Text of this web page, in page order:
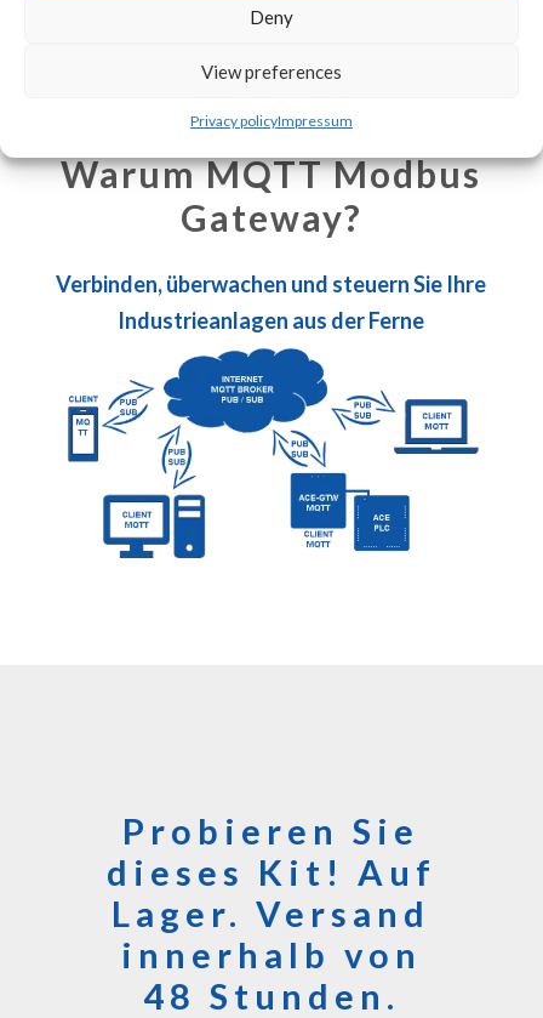
Deny
View preferences
Privacy policyImpressum
Warum MQTT Modbus
Gateway?
Verbinden, überwachen und steuern Sie Ihre
Industrieanlagen aus der Ferne
Probieren Sie
dieses Kit! Auf
Lager. Versand
innerhalb von
48 Stunden.